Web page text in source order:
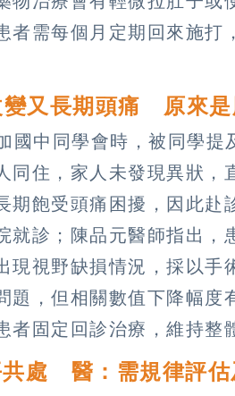
者需每個月定期回來施打
變又長期頭痛 原來是
國中同學會時，被同學提
同住，家人未發現異狀，
期飽受頭痛困擾，因此赴
就診；陳品元醫師指出，
現視野缺損情況，採以手
題，但相關數值下降幅度
者固定回診治療，維持整
處 醫：需規律評估